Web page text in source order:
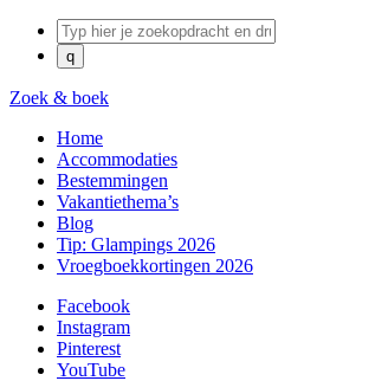
Zoek & boek
Home
Accommodaties
Bestemmingen
Vakantiethema’s
Blog
Tip: Glampings 2026
Vroegboekkortingen 2026
Facebook
Instagram
Pinterest
YouTube